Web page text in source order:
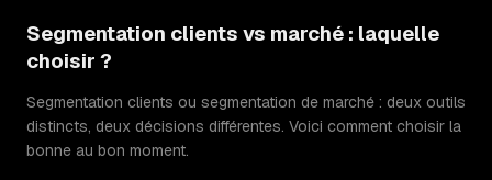
Segmentation clients vs marché : laquelle
choisir ?
Segmentation clients ou segmentation de marché : deux outils
distincts, deux décisions différentes. Voici comment choisir la
bonne au bon moment.